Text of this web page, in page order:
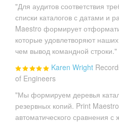
"Для аудитов соответствия
списки каталогов с датами и
Maestro формирует
которые удовлетворяют
чем вывод командной строки."
Karen Wright
of Engineers
"Мы формируем деревья
резервных копий. Print
автоматического сравнения с